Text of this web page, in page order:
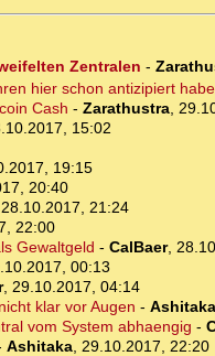
Zentralen -
hier schon antizipiert
Cash - Zarathustra,
15:02
19:15
20:40
28.10.2017, 21:24
22:00
Gewaltgeld - CalBaer,
00:13
, 29.10.2017, 04:14
klar vor Augen - Ashitaka
vom System abhaengig -
Ashitaka, 29.10.2017, 22:20